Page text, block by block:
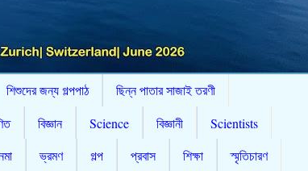
শিশুদের জন্য গল্পপাঠ
ছিন্ন পাতার সাজাই তরণী
বিজ্ঞান Science বিজ্ঞানী
Scientists
ভ্রমণ গল্প প্রবাস শিক্ষা
স্মৃতিচারণ